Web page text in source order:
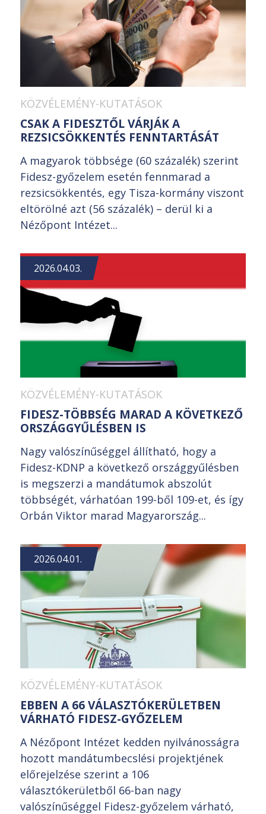
KÖZVÉLEMÉNY-KUTATÁSOK
CSAK A FIDESZTŐL VÁRJÁK A
REZSICSÖKKENTÉS FENNTARTÁSÁT
A magyarok többsége (60 százalék) szerint
Fidesz-győzelem esetén fennmarad a
rezsicsökkentés, egy Tisza-kormány viszont
eltörölné azt (56 százalék) – derül ki a
Nézőpont Intézet...
2026.04.03.
KÖZVÉLEMÉNY-KUTATÁSOK
FIDESZ-TÖBBSÉG MARAD A KÖVETKEZŐ
ORSZÁGGYŰLÉSBEN IS
Nagy valószínűséggel állítható, hogy a
Fidesz-KDNP a következő országgyűlésben
is megszerzi a mandátumok abszolút
többségét, várhatóan 199-ből 109-et, és így
Orbán Viktor marad Magyarország...
2026.04.01.
KÖZVÉLEMÉNY-KUTATÁSOK
EBBEN A 66 VÁLASZTÓKERÜLETBEN
VÁRHATÓ FIDESZ-GYŐZELEM
A Nézőpont Intézet kedden nyilvánosságra
hozott mandátumbecslési projektjének
előrejelzése szerint a 106
választókerületből 66-ban nagy
valószínűséggel Fidesz-győzelem várható,